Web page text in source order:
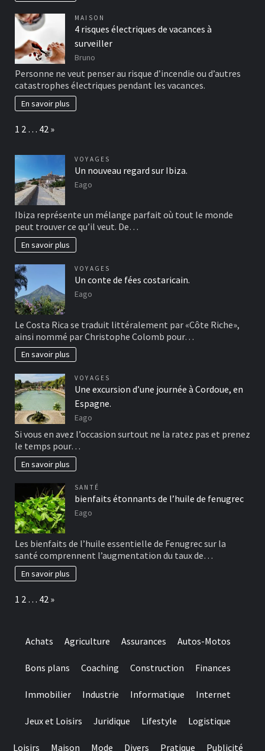
MAISON
4 risques électriques de vacances à
surveiller
Bruno
Personne ne veut penser au risque d’incendie ou d’autres
catastrophes électriques pendant les vacances.
En savoir plus
Page:
1 2 … 42 Next
»
VOYAGES
Un nouveau regard sur Ibiza.
Eago
Ibiza représente un mélange parfait où tout le monde
peut trouver ce qu’il veut. De…
En savoir plus
VOYAGES
Un conte de fées costaricain.
Eago
Le Costa Rica se traduit littéralement par «Côte Riche»,
ainsi nommé par Christophe Colomb pour…
En savoir plus
VOYAGES
Une excursion d’une journée à Cordoue, en
Espagne.
Eago
Si vous en avez l’occasion surtout ne la ratez pas et prenez
le temps pour…
En savoir plus
SANTÉ
bienfaits étonnants de l’huile de fenugrec
Eago
Les bienfaits de l’huile essentielle de Fenugrec sur la
santé comprennent l’augmentation du taux de…
En savoir plus
Page:
1 2 … 42 Next
»
Achats Agriculture Assurances Autos-Motos
Bons plans Coaching Construction Finances
Immobilier Industrie Informatique Internet
Jeux et Loisirs Juridique Lifestyle Logistique
Loisirs Maison Mode Divers Pratique Publicité